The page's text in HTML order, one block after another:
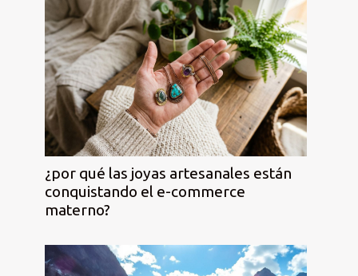
¿por qué las joyas artesanales están
conquistando el e-commerce
materno?